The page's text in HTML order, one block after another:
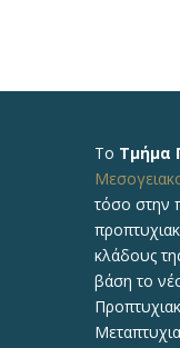
Το Τμήμα
τόσο στην
κλάδους
βάση το